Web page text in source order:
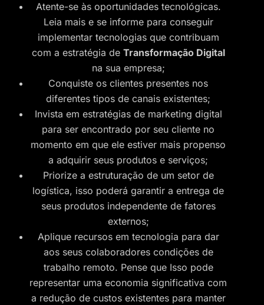
Atente-se às oportunidades tecnológicas.
Leia mais e se informe para conseguir
implementar tecnologias que contribuam
com a estratégia de Transformação Digital
na sua empresa;
Conquiste os clientes presentes nos
diferentes tipos de canais existentes;
Invista em estratégias de marketing digital
para ser encontrado por seu cliente no
momento em que ele estiver mais propenso
a adquirir seus produtos e serviços;
Priorize a estruturação de um setor de
logística, isso poderá garantir a entrega de
seus produtos independente de fatores
externos;
Aplique recursos em tecnologia para dar
aos seus colaboradores condições de
trabalho remoto. Pense que Isso pode
representar uma economia significativa com
a redução de custos existentes para manter